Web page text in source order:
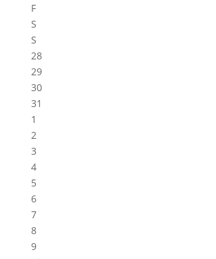
F
S
S
28
29
30
31
1
2
3
4
5
6
7
8
9